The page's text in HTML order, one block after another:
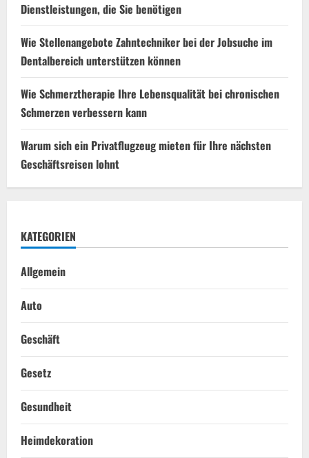
Dienstleistungen, die Sie benötigen
Wie Stellenangebote Zahntechniker bei der Jobsuche im
Dentalbereich unterstützen können
Wie Schmerztherapie Ihre Lebensqualität bei chronischen
Schmerzen verbessern kann
Warum sich ein Privatflugzeug mieten für Ihre nächsten
Geschäftsreisen lohnt
KATEGORIEN
Allgemein
Auto
Geschäft
Gesetz
Gesundheit
Heimdekoration